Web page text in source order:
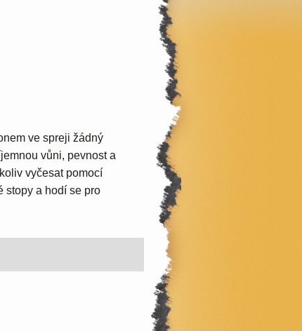
ve spreji žádný
vůni, pevnost a
vyčesat pomocí
stopy a hodí se pro